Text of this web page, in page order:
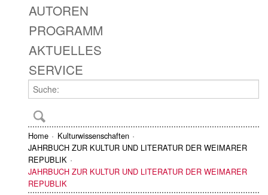
AUTOREN
PROGRAMM
AKTUELLES
SERVICE
Home
Kulturwissenschaften
JAHRBUCH ZUR KULTUR UND LITERATUR DER WEIMARER
REPUBLIK
JAHRBUCH ZUR KULTUR UND LITERATUR DER WEIMARER
REPUBLIK